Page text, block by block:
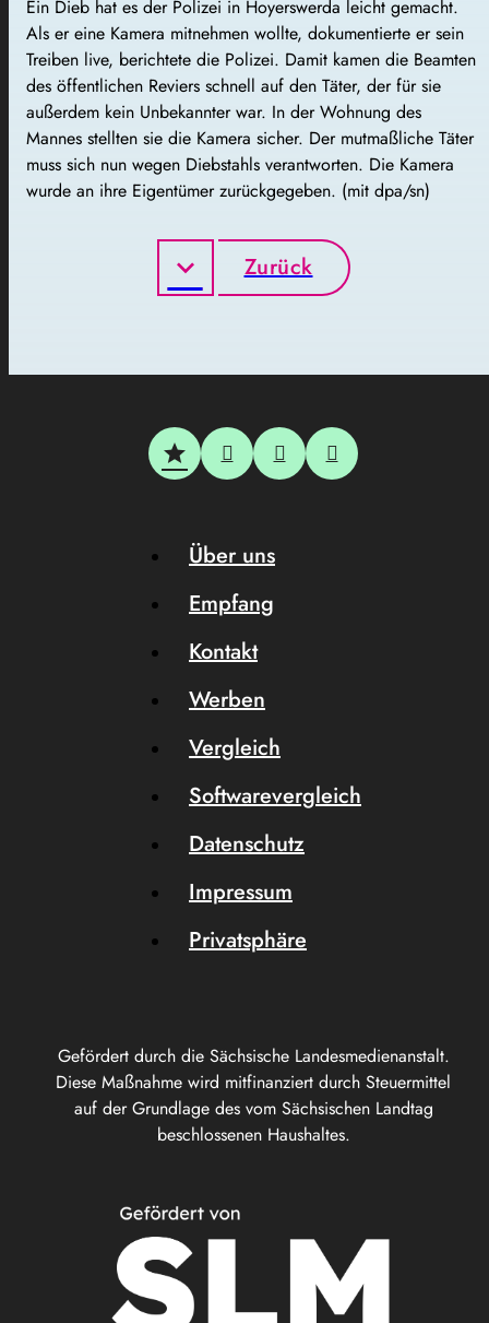
Ein Dieb hat es der Polizei in Hoyerswerda leicht gemacht.
Als er eine Kamera mitnehmen wollte, dokumentierte er sein
Treiben live, berichtete die Polizei. Damit kamen die Beamten
des öffentlichen Reviers schnell auf den Täter, der für sie
außerdem kein Unbekannter war. In der Wohnung des
Mannes stellten sie die Kamera sicher. Der mutmaßliche Täter
muss sich nun wegen Diebstahls verantworten. Die Kamera
wurde an ihre Eigentümer zurückgegeben. (mit dpa/sn)
Zurück
Gefördert durch die Sächsische Landesmedienanstalt.
Diese Maßnahme wird mitfinanziert durch Steuermittel
auf der Grundlage des vom Sächsischen Landtag
beschlossenen Haushaltes.
Über uns
Empfang
Kontakt
Werben
Vergleich
Softwarevergleich
Datenschutz
Impressum
Privatsphäre